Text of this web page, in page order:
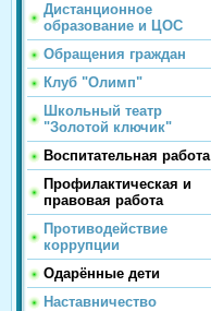
Дистанционное
образование и ЦОС
Обращения граждан
Клуб "Олимп"
Школьный театр
"Золотой ключик"
Воспитательная работа
Профилактическая и
правовая работа
Противодействие
коррупции
Одарённые дети
Наставничество